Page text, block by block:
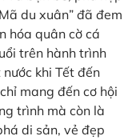
du xuân” đã đem
hóa quân cờ cá
trên hành trình
khi Tết đến
mang đến cơ hội
trình mà còn là
di sản, vẻ đẹp